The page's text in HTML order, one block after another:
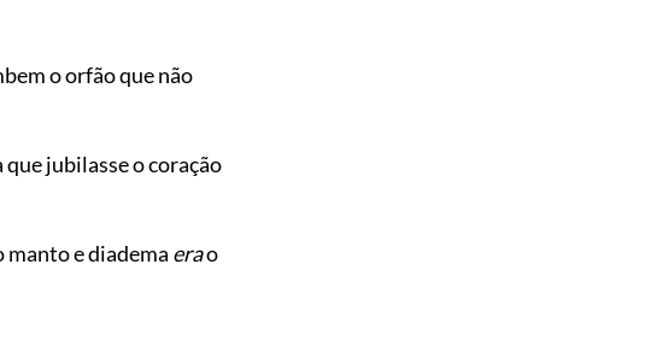
o orfão que não
que jubilasse o coração
manto e diadema erao